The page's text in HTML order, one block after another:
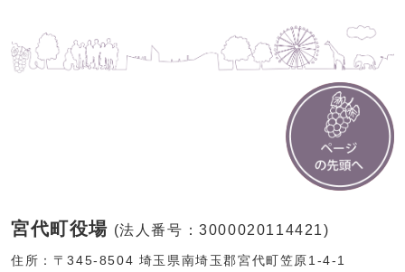
宮代町役場 (法人番号：3000020114421)
住所：〒345-8504 埼玉県南埼玉郡宮代町笠原1-4-1